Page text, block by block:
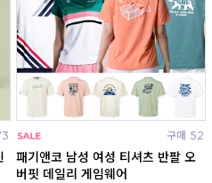
구매 52
패기앤코 남성 여성 티셔츠 반팔 오
버핏 데일리 게임웨어